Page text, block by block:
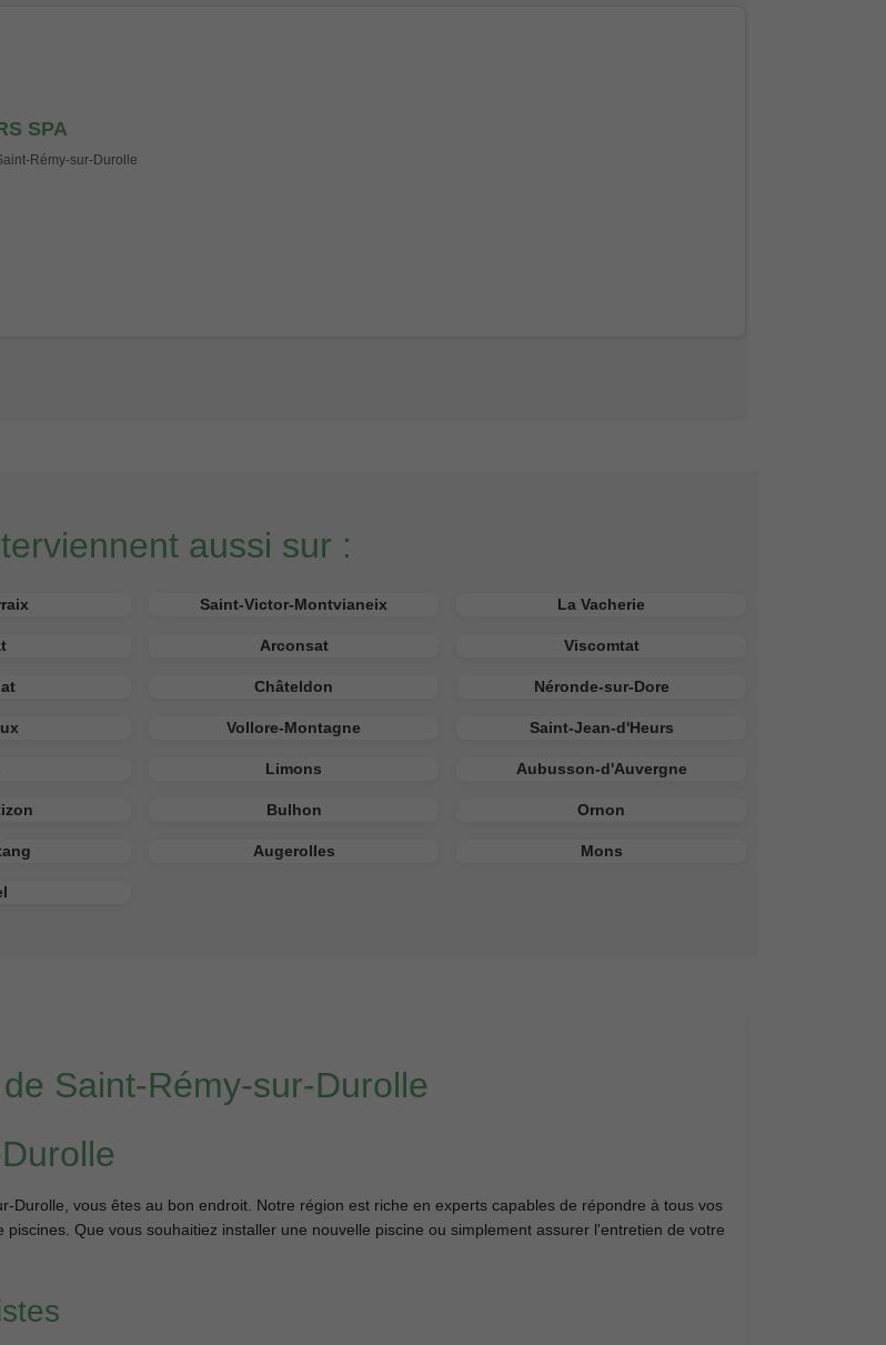
SPA
Rémy-sur-Durolle
aussi sur :
Saint-Victor-Montvianeix La Vacherie
Arconsat Viscomtat
Châteldon Néronde-sur-Dore
Vollore-Montagne Saint-Jean-d'Heurs
Limons Aubusson-d'Auvergne
Bulhon Ornon
Augerolles Mons
Saint-Rémy-sur-Durolle
Durolle, vous êtes au bon endroit. Notre région est riche en experts capables de répondre à tous vos
Que vous souhaitiez installer une nouvelle piscine ou simplement assurer l'entretien de votre